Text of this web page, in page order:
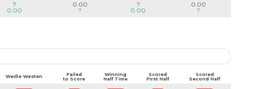
?
0.00
0.00
?
?
0.00
0.00
?
Weiße Westen
Failed
to Score
Winning
Half Time
Scored
First Half
Scored
Second Half